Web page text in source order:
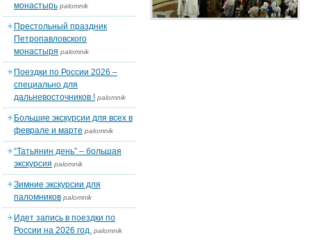
монастырь palomnik
Престольный праздник
Петропавловского
монастыря palomnik
Поездки по России 2026 –
специально для
дальневосточников ! palomnik
Большие экскурсии для всех в
феврале и марте palomnik
“Татьянин день” – большая
экскурсия palomnik
Зимние экскурсии для
паломников palomnik
Идет запись в поездки по
России на 2026 год. palomnik